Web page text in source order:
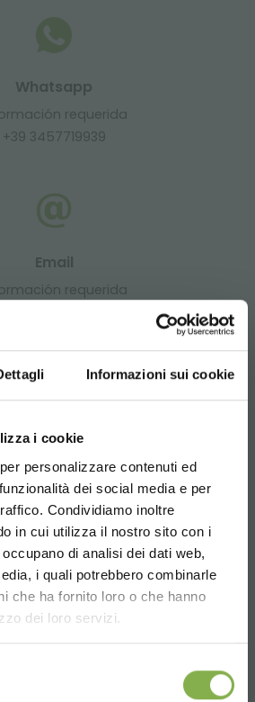
Informazioni sui cookie
i cookie
personalizzare contenuti ed
dei social media e per
Condividiamo inoltre
in cui utilizza il nostro sito con i
di analisi dei dati web,
i quali potrebbero combinarle
che ha fornito loro o che hanno
dei loro servizi.
you are in and your
browsing experience
Whatsapp
requerida
+39 3457719939
Email
requerida
Teléfono
De lunes a viernes
08:30 - 13:00
14:00 - 18:30
+39 0376 960311
SERVICIOS
EN NUESTRO
MUNDO!
detalle para ti...
en tu primer pedido *
siempreen todas tus
*